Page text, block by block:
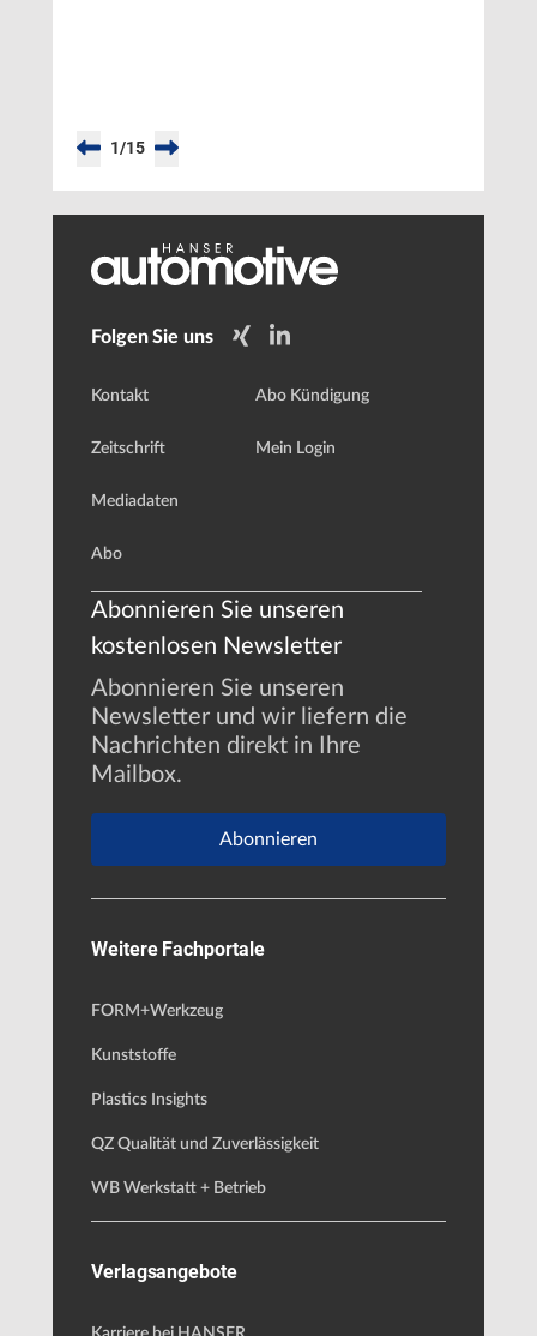
1/15
Folgen Sie uns
Kontakt
Zeitschrift
Mediadaten
Abo
Abo Kündigung
Mein Login
Abonnieren Sie unseren
kostenlosen Newsletter
Abonnieren Sie unseren
Newsletter und wir liefern die
Nachrichten direkt in Ihre
Mailbox.
Abonnieren
Weitere Fachportale
FORM+Werkzeug
Kunststoffe
Plastics Insights
QZ Qualität und Zuverlässigkeit
WB Werkstatt + Betrieb
Verlagsangebote